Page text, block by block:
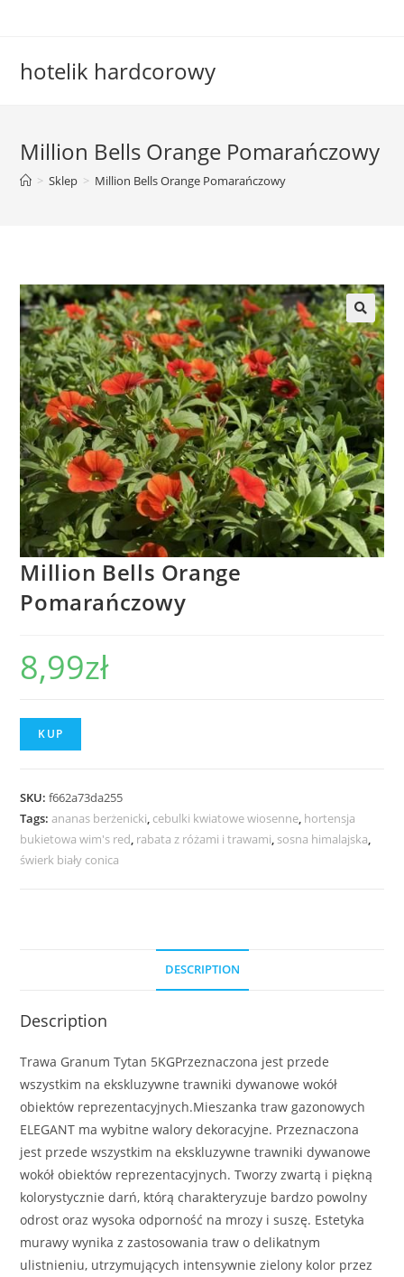
hotelik hardcorowy
Million Bells Orange Pomarańczowy
> Sklep > Million Bells Orange Pomarańczowy
Million Bells Orange
Pomarańczowy
8,99zł
KUP
SKU:f662a73da255
Tags:ananas berżenicki, cebulki kwiatowe wiosenne, hortensja
bukietowa wim's red, rabata z różami i trawami, sosna himalajska,
świerk biały conica
DESCRIPTION
Description
Trawa Granum Tytan 5KGPrzeznaczona jest przede
wszystkim na ekskluzywne trawniki dywanowe wokół
obiektów reprezentacyjnych.Mieszanka traw gazonowych
ELEGANT ma wybitne walory dekoracyjne. Przeznaczona
jest przede wszystkim na ekskluzywne trawniki dywanowe
wokół obiektów reprezentacyjnych. Tworzy zwartą i piękną
kolorystycznie darń, którą charakteryzuje bardzo powolny
odrost oraz wysoka odporność na mrozy i suszę. Estetyka
murawy wynika z zastosowania traw o delikatnym
ulistnieniu, utrzymujących intensywnie zielony kolor przez